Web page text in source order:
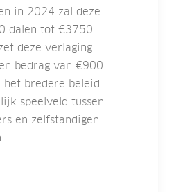
in 2024 zal deze
dalen tot €3750.
deze verlaging
bedrag van €900.
het bredere beleid
speelveld tussen
en zelfstandigen